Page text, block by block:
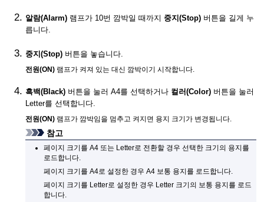
알람(Alarm) 램프가 10번 깜박일 때까지 중지(Stop) 버튼을 길게 누
릅니다.
중지(Stop) 버튼을 놓습니다.
전원(ON) 램프가 켜져 있는 대신 깜박이기 시작합니다.
흑백(Black) 버튼을 눌러 A4를 선택하거나 컬러(Color) 버튼을 눌러
Letter를 선택합니다.
전원(ON) 램프가 깜박임을 멈추고 켜지면 용지 크기가 변경됩니다.
참고
페이지 크기를 A4 또는 Letter로 전환할 경우 선택한 크기의 용지를
로드합니다.
페이지 크기를 A4로 설정한 경우 A4 보통 용지를 로드합니다.
페이지 크기를 Letter로 설정한 경우 Letter 크기의 보통 용지를 로드
합니다.